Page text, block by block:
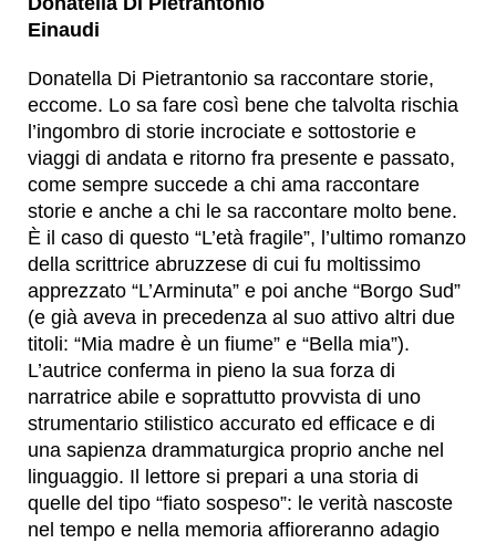
Einaudi
Donatella Di Pietrantonio sa raccontare storie,
eccome. Lo sa fare così bene che talvolta rischia
l’ingombro di storie incrociate e sottostorie e
viaggi di andata e ritorno fra presente e passato,
come sempre succede a chi ama raccontare
storie e anche a chi le sa raccontare molto bene.
È il caso di questo “L’età fragile”, l’ultimo romanzo
della scrittrice abruzzese di cui fu moltissimo
apprezzato “L’Arminuta” e poi anche “Borgo Sud”
(e già aveva in precedenza al suo attivo altri due
titoli: “Mia madre è un fiume” e “Bella mia”).
L’autrice conferma in pieno la sua forza di
narratrice abile e soprattutto provvista di uno
strumentario stilistico accurato ed efficace e di
una sapienza drammaturgica proprio anche nel
linguaggio. Il lettore si prepari a una storia di
quelle del tipo “fiato sospeso”: le verità nascoste
nel tempo e nella memoria affioreranno adagio